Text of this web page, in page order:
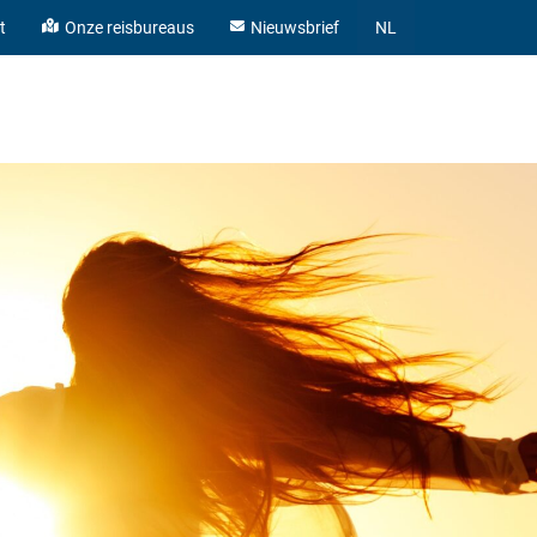
Onze reisbureaus Nieuwsbrief NL